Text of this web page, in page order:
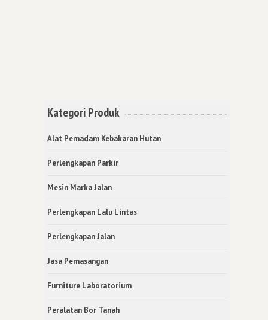
Kategori Produk
Alat Pemadam Kebakaran Hutan
Perlengkapan Parkir
Mesin Marka Jalan
Perlengkapan Lalu Lintas
Perlengkapan Jalan
Jasa Pemasangan
Furniture Laboratorium
Peralatan Bor Tanah